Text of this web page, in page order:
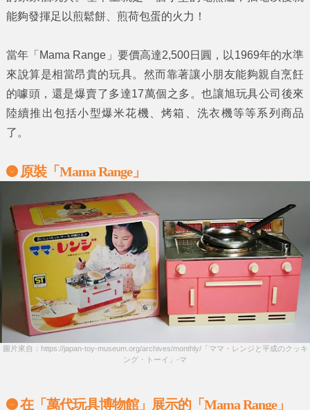
能夠發揮足以煎鬆餅、煎荷包蛋的火力！
當年 「Mama Range」 要價高達2,500日圓 ，以1969年的水準
來說算是相當昂貴的玩具。然而靠著讓小朋友能夠親自烹飪
的噱頭，還是爆賣了多達17萬個 之多。也讓旭玩具公司 後來
陸續推出包括小型爆米花機、烤箱、洗衣機等等系列商品
了。
原裝「Mama Range」
圖片來自：https://japan-toy-museum.org/archives/monthly/「ママ・レンジと平成のクッキ
ング・トーイ」-マ
在「萬代玩具博物館」展示的「Mama Range」